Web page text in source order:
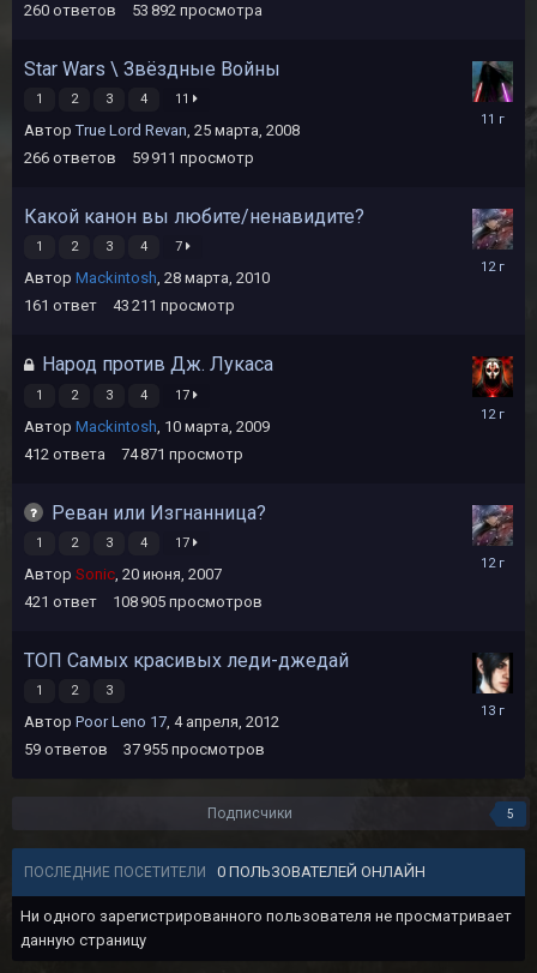
260 ответов 53 892 просмотра
Star Wars \ Звёздные Войны
1 2 3 4 11
АвторTrue Lord Revan, 25 марта, 2008
266 ответов 59 911 просмотр
15
Какой канон вы любите/ненавидите?
1 2 3 4 7
Автор Mackintosh, 28 марта, 2010
161 ответ 43 211 просмотр
Народ против Дж. Лукаса
1 2 3 4 17
Автор Mackintosh, 10 марта, 2009
412 ответа 74 871 просмотр
Реван или Изгнанница?
1 2 3 4 17
Автор Sonic, 20 июня, 2007
421 ответ 108 905 просмотров
30
ТОП Самых красивых леди-джедай
1 2 3
Автор Poor Leno 17, 4 апреля, 2012
59 ответов 37 955 просмотров
20
Подписчики 5
ПОСЛЕДНИЕ ПОСЕТИТЕЛИ 0 ПОЛЬЗОВАТЕЛЕЙ ОНЛАЙН
Ни одного зарегистрированного пользователя не просматривает
данную страницу